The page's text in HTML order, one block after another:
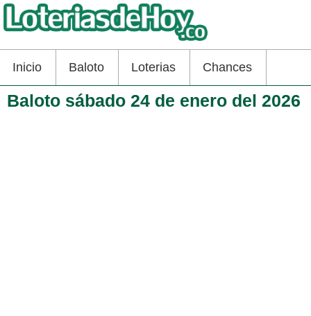
Inicio Baloto Loterias Chances
Baloto sábado 24 de enero del 2026